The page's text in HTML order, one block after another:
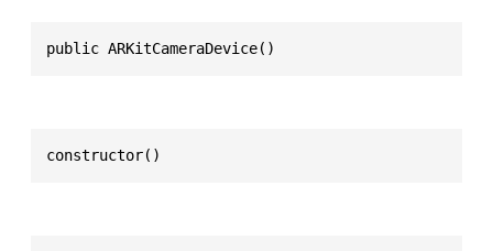
public ARKitCameraDevice()
constructor()